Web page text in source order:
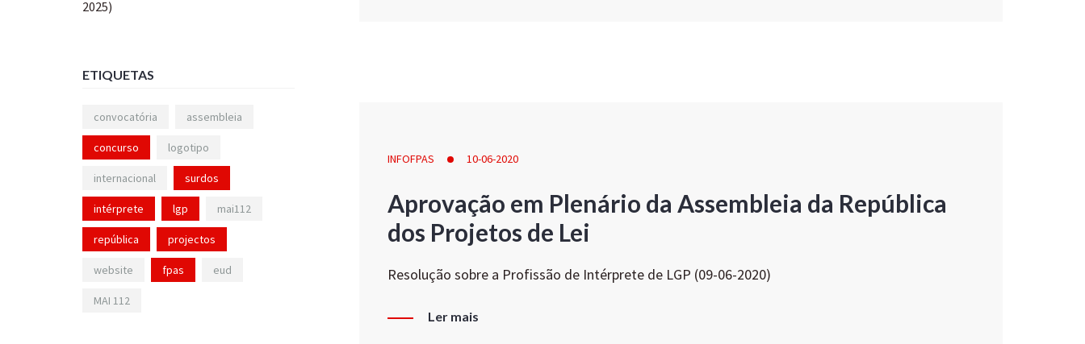
INFOFPAS 10-06-2020
Aprovação em Plenário da Assembleia da República
dos Projetos de Lei
Resolução sobre a Profissão de Intérprete de LGP (09-06-2020)
Ler mais
ETIQUETAS
convocatória assembleia
concurso logotipo
internacional surdos
intérprete lgp mai112
república projectos
website fpas eud
MAI 112